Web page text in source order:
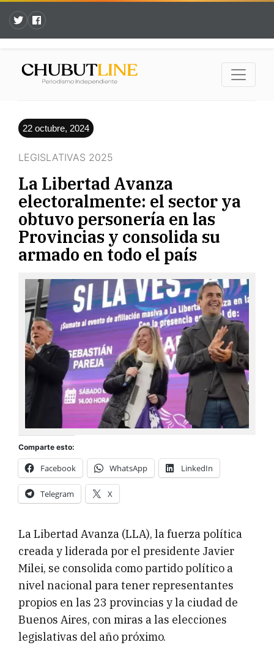
22 octubre, 2024
LEGISLATIVAS 2025
La Libertad Avanza
electoralmente: el sector ya
obtuvo personería en las
Provincias y consolida su
armado en todo el país
Comparte esto:
Facebook WhatsApp LinkedIn
Telegram X
La Libertad Avanza (LLA), la fuerza política
creada y liderada por el presidente Javier
Milei, se consolida como partido político a
nivel nacional para tener representantes
propios en las 23 provincias y la ciudad de
Buenos Aires, con miras a las elecciones
legislativas del año próximo.